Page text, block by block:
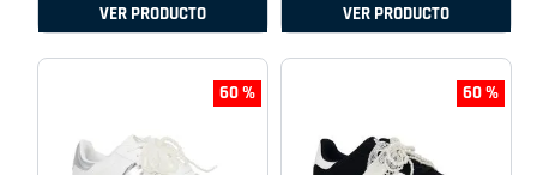
VER PRODUCTO VER PRODUCTO
60 % 60 %